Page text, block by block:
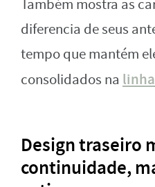
Também mostra as
diferencia de seus
tempo que mantém
consolidados na
Design traseiro
continuidade,